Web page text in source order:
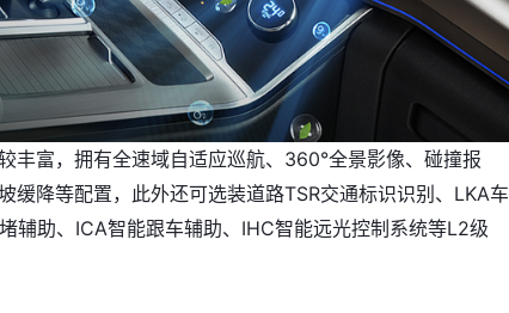
丰富，拥有全速域自适应巡航、360°全景影像、碰撞报
缓降等配置，此外还可选装道路TSR交通标识识别、LKA车
辅助、ICA智能跟车辅助、IHC智能远光控制系统等L2级